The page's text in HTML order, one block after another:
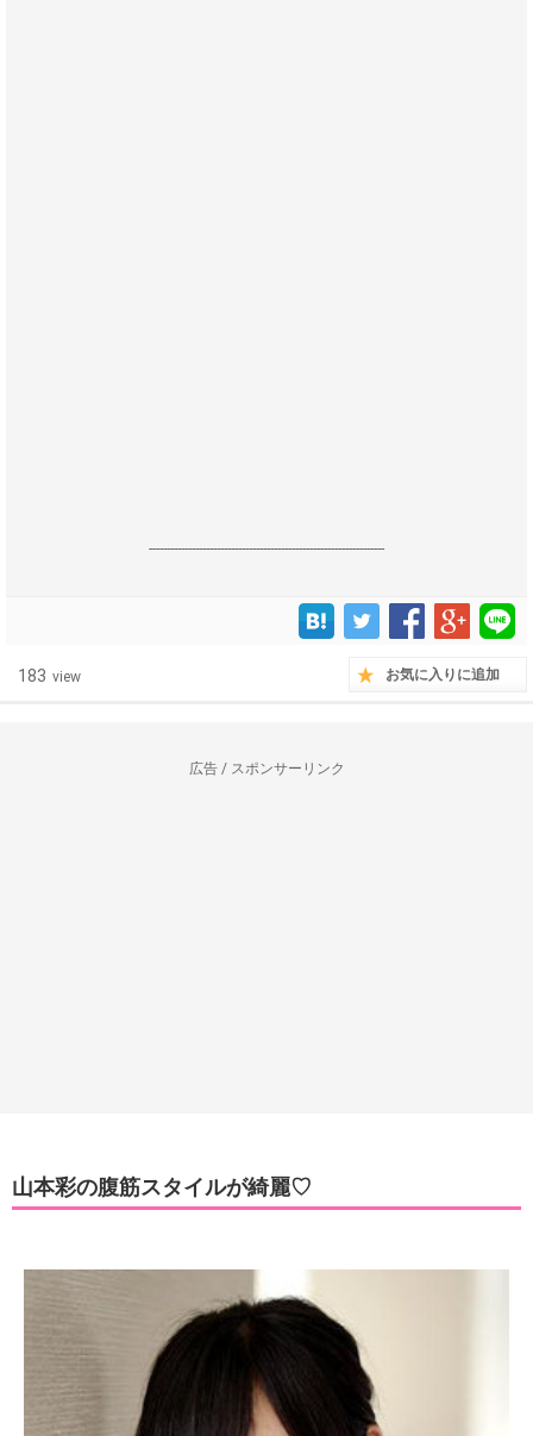
------------------------------------------------------------------
183 view お気に入りに追加
広告 / スポンサーリンク
山本彩の腹筋スタイルが綺麗♡